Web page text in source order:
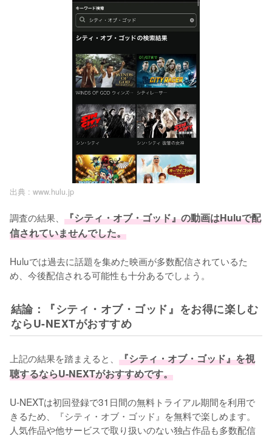
出典 : www.hulu.jp
調査の結果、 『シティ・オブ・ゴッド』の動画はHuluで配
信されていませんでした。
Huluでは過去に話題を集めた映画が多数配信されているた
め、今後配信される可能性も十分あるでしょう。
結論：『シティ・オブ・ゴッド』をお得に楽しむ
ならU-NEXTがおすすめ
上記の結果を踏まえると、 『シティ・オブ・ゴッド』を視
聴するならU-NEXTがおすすめです。
U-NEXTは初回登録で31日間の無料トライアル期間を利用で
きるため、『シティ・オブ・ゴッド』を無料で楽しめます。
人気作品や他サービスで取り扱いのない独占作品も多数配信